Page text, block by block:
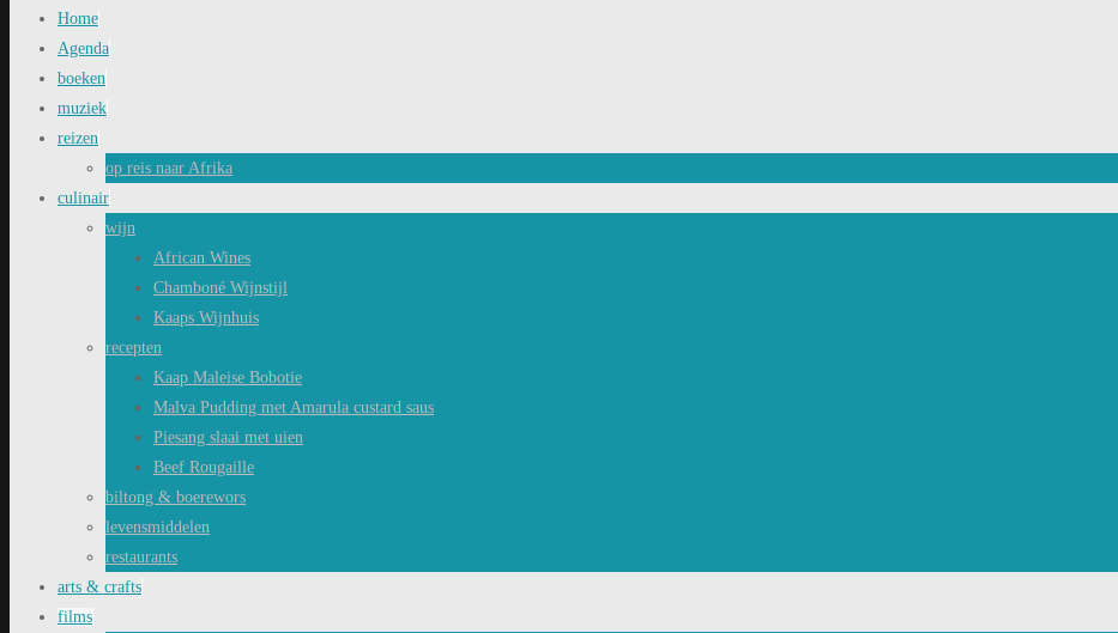
Home
Agenda
boeken
muziek
reizen
op reis naar Afrika
culinair
wijn
African Wines
Chamboné Wijnstijl
Kaaps Wijnhuis
recepten
Kaap Maleise Bobotie
Malva Pudding met Amarula custard saus
Piesang slaai met uien
Beef Rougaille
biltong & boerewors
levensmiddelen
restaurants
arts & crafts
films